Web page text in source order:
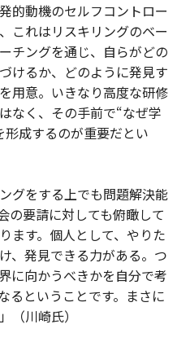
的動機のセルフコントロー
これはリスキリングのベー
チングを通じ、自らがどの
けるか、どのように発見す
用意。いきなり高度な研修
なく、その手前で“なぜ学
成するのが重要だとい
グをする上でも問題解決能
の要請に対しても俯瞰して
ます。個人として、やりた
、発見できる力がある。つ
に向かうべきかを自分で考
るということです。まさに
（川崎氏）